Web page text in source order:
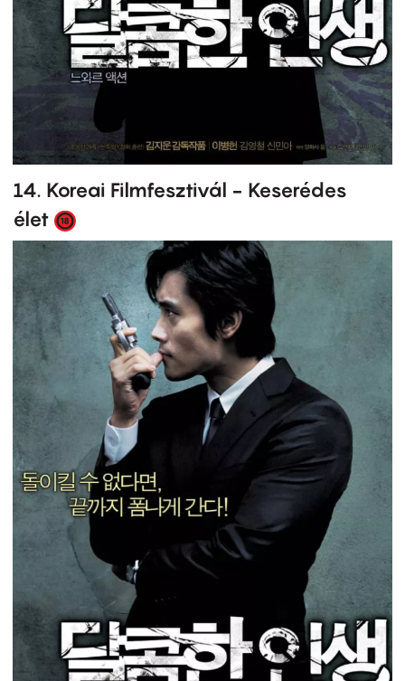
14. Koreai Filmfesztivál - Keserédes
élet